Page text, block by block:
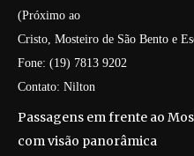
(Próximo ao
Cristo, Mosteiro de São Bento e
Fone: (19) 7813 9202
Contato: Nilton
Passagens em frente ao
com visão panorâmica